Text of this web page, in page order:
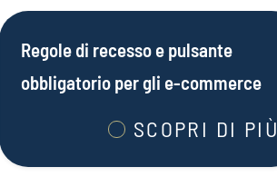
Regole di recesso e pulsante
obbligatorio per gli e-commerce
SCOPRI DI PIÙ